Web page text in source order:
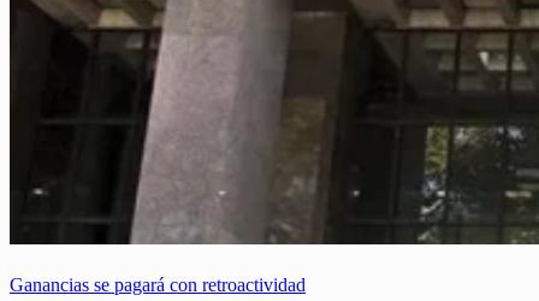
Ganancias se pagará con retroactividad